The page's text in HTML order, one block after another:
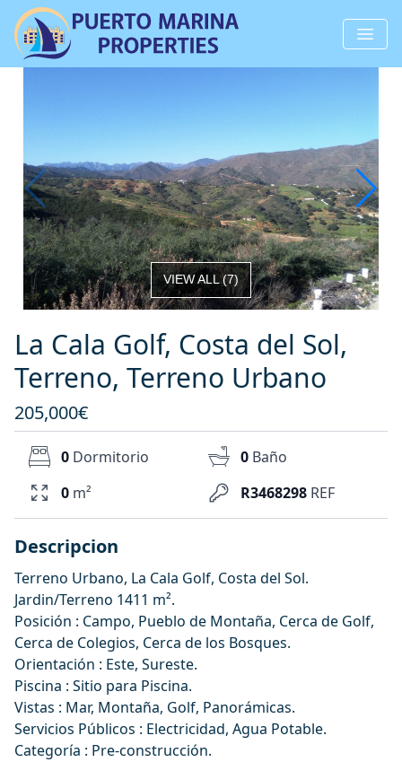
VIEW ALL(7)
La Cala Golf, Costa del Sol,
Terreno, Terreno Urbano
205,000€
R3468298 REF
0 Dormitorio 0 Baño
0 m²
Descripcion
Terreno Urbano, La Cala Golf, Costa del Sol.
Jardin/Terreno 1411 m².
Posición : Campo, Pueblo de Montaña, Cerca de Golf,
Cerca de Colegios, Cerca de los Bosques.
Orientación : Este, Sureste.
Piscina : Sitio para Piscina.
Vistas : Mar, Montaña, Golf, Panorámicas.
Servicios Públicos : Electricidad, Agua Potable.
Categoría : Pre-construcción.